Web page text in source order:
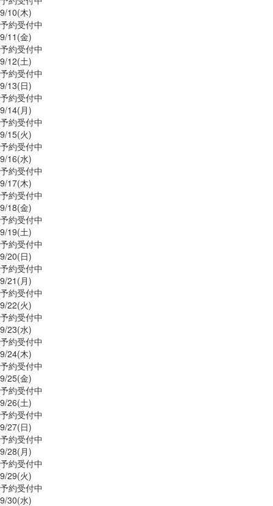
9/10(木)
予約受付中
9/11 (金)
予約受付中
9/12(土)
予約受付中
9/13(日)
予約受付中
9/14(月)
予約受付中
9/15(火)
予約受付中
9/16(水)
予約受付中
9/17(木)
予約受付中
9/18(金)
予約受付中
9/19(土)
予約受付中
9/20(日)
予約受付中
9/21 (月)
予約受付中
9/22(火)
予約受付中
9/23(水)
予約受付中
9/24(木)
予約受付中
9/25(金)
予約受付中
9/26(土)
予約受付中
9/27(日)
予約受付中
9/28(月)
予約受付中
9/29(火)
予約受付中
9/30(水)